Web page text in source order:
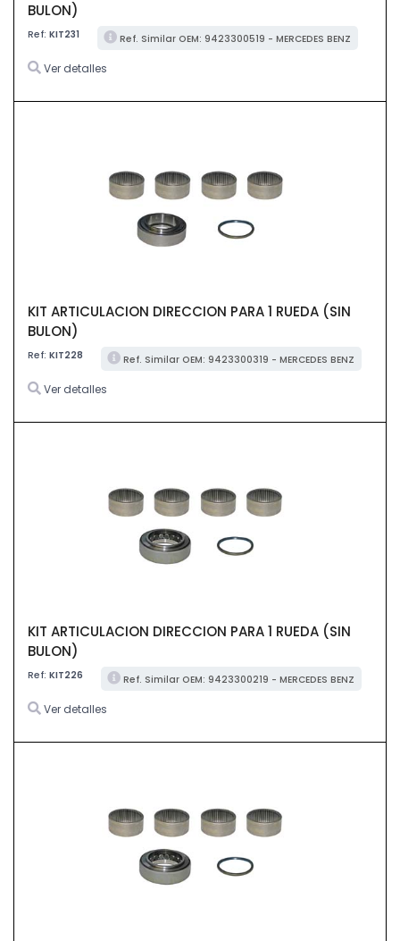
BULON)
Ref: KIT231 Ref. Similar OEM: 9423300519 - MERCEDES BENZ
Ver detalles
KIT ARTICULACION DIRECCION PARA 1 RUEDA (SIN
BULON)
Ref: KIT228 Ref. Similar OEM: 9423300319 - MERCEDES BENZ
Ver detalles
KIT ARTICULACION DIRECCION PARA 1 RUEDA (SIN
BULON)
Ref: KIT226 Ref. Similar OEM: 9423300219 - MERCEDES BENZ
Ver detalles